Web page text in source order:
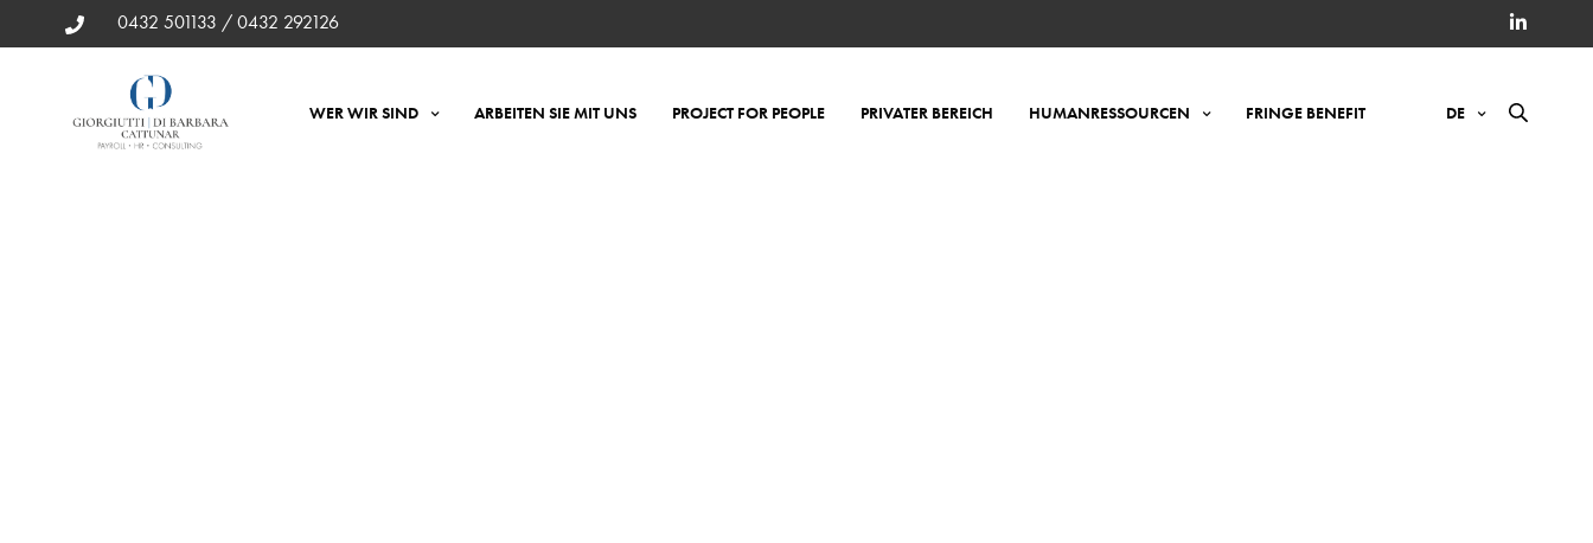
0432 501133 / 0432 292126
WER WIR SIND ARBEITEN SIE MIT UNS PROJECT FOR PEOPLE PRIVATER BEREICH HUMANRESSOURCEN FRINGE BENEFIT DE